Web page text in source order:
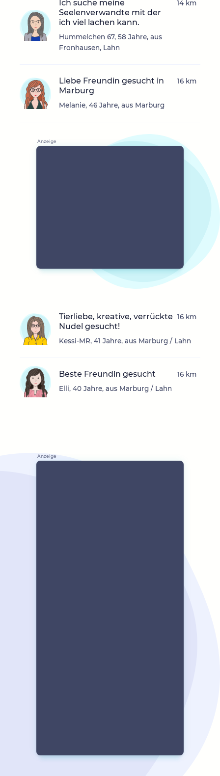
Ich suche meine
Seelenverwandte mit der
ich viel lachen kann.
Hummelchen 67, 58 Jahre, aus
Fronhausen, Lahn
14 km
Liebe Freundin gesucht in
Marburg
Melanie, 46 Jahre, aus Marburg
16 km
Tierliebe, kreative, verrückte
Nudel gesucht!
Kessi-MR, 41 Jahre, aus Marburg / Lahn
16 km
Beste Freundin gesucht
Elli, 40 Jahre, aus Marburg / Lahn
16 km